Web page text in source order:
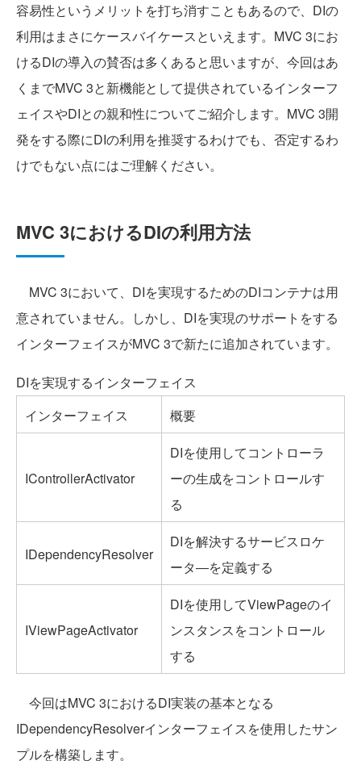
容易性というメリットを打ち消すこともあるので、DIの
利用はまさにケースバイケースといえます。MVC 3にお
けるDIの導入の賛否は多くあると思いますが、今回はあ
くまでMVC 3と新機能として提供されているインターフ
ェイスやDIとの親和性についてご紹介します。MVC 3開
発をする際にDIの利用を推奨するわけでも、否定するわ
けでもない点にはご理解ください。
MVC 3におけるDIの利用方法
MVC 3において、DIを実現するためのDIコンテナは用
意されていません。しかし、DIを実現のサポートをする
インターフェイスがMVC 3で新たに追加されています。
DIを実現するインターフェイス
インターフェイス
概要
IControllerActivator
DIを使用してコントローラ
ーの生成をコントロールす
る
IDependencyResolver
DIを解決するサービスロケ
ータ―を定義する
IViewPageActivator
DIを使用してViewPageのイ
ンスタンスをコントロール
する
今回はMVC 3におけるDI実装の基本となる
IDependencyResolverインターフェイスを使用したサン
プルを構築します。